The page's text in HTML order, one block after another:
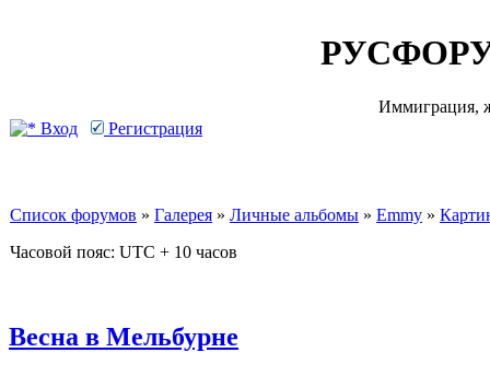
Иммиграция,
Вход
Регистрация
Список форумов » Галерея » Личные альбомы » Emmy »
Часовой пояс: UTC + 10 часов
Весна в Мельбурне